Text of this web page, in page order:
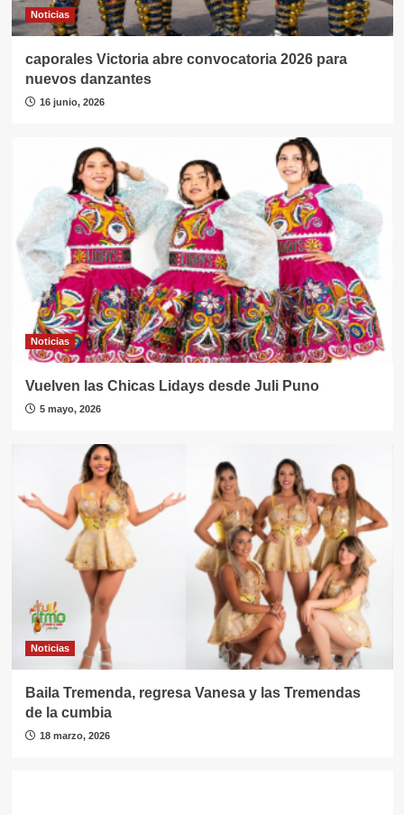
Noticias
caporales Victoria abre convocatoria 2026 para
nuevos danzantes
16 junio, 2026
Noticias
Vuelven las Chicas Lidays desde Juli Puno
5 mayo, 2026
Noticias
Baila Tremenda, regresa Vanesa y las Tremendas
de la cumbia
18 marzo, 2026